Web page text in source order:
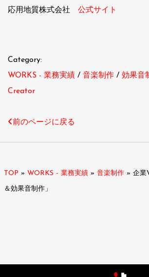
応用地質株式会社 公式サイト
Category:
WORKS - 業務実績
音楽制作 効果音
Creator
前のページに戻る
TOP » WORKS - 業務実績 » 音楽制作 » 企業
＆効果音制作」